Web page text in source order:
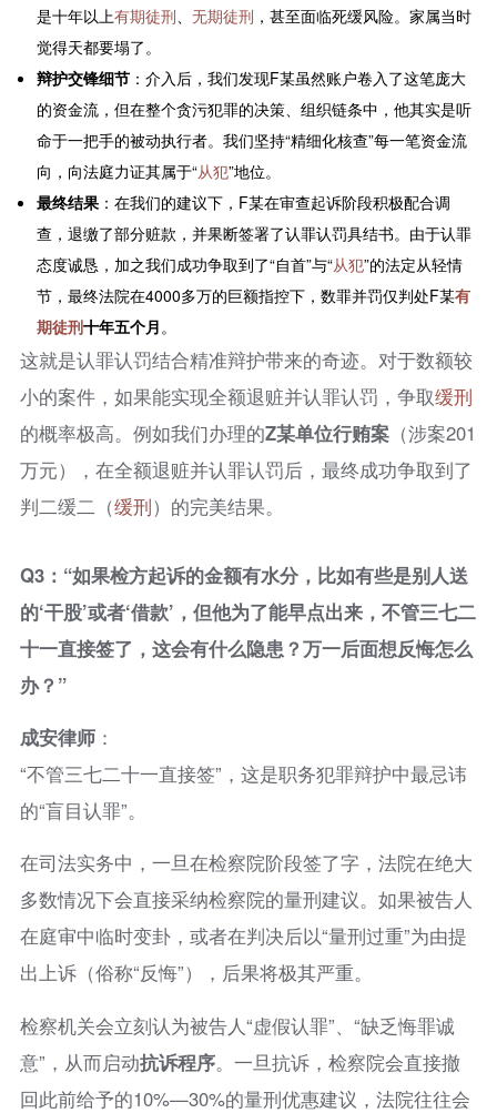
是十年以上有期徒刑、 无期徒刑 ，甚至面临死缓风险。家属当时
觉得天都要塌了。
辩护交锋细节：介入后，我们发现F某虽然账户卷入了这笔庞大
的资金流，但在整个贪污犯罪的决策、组织链条中，他其实是听
命于一把手的被动执行者。我们坚持“精细化核查”每一笔资金流
向，向法庭力证其属于“从犯”地位。
最终结果：在我们的建议下，F某在审查起诉阶段积极配合调
查，退缴了部分赃款，并果断签署了认罪认罚具结书。由于认罪
态度诚恳，加之我们成功争取到了“自首”与“从犯”的法定从轻情
节，最终法院在4000多万的巨额指控下，数罪并罚仅判处F某有
期徒刑十年五个月。
这就是认罪认罚结合精准辩护带来的奇迹。对于数额较
小的案件，如果能实现全额退赃并认罪认罚，争取缓刑
的概率极高。例如我们办理的Z某单位行贿案（涉案201
万元），在全额退赃并认罪认罚后，最终成功争取到了
判二缓二（缓刑）的完美结果。
Q3：“如果检方起诉的金额有水分，比如有些是别人送
的‘干股’或者‘借款’，但他为了能早点出来，不管三七二
十一直接签了，这会有什么隐患？万一后面想反悔怎么
办？”
成安律师：
“不管三七二十一直接签”，这是职务犯罪辩护中最忌讳
的“盲目认罪”。
在司法实务中，一旦在检察院阶段签了字，法院在绝大
多数情况下会直接采纳检察院的量刑建议。如果被告人
在庭审中临时变卦，或者在判决后以“量刑过重”为由提
出上诉（俗称“反悔”），后果将极其严重。
检察机关会立刻认为被告人“虚假认罪”、“缺乏悔罪诚
意”，从而启动抗诉程序。一旦抗诉，检察院会直接撤
回此前给予的10%—30%的量刑优惠建议，法院往往会